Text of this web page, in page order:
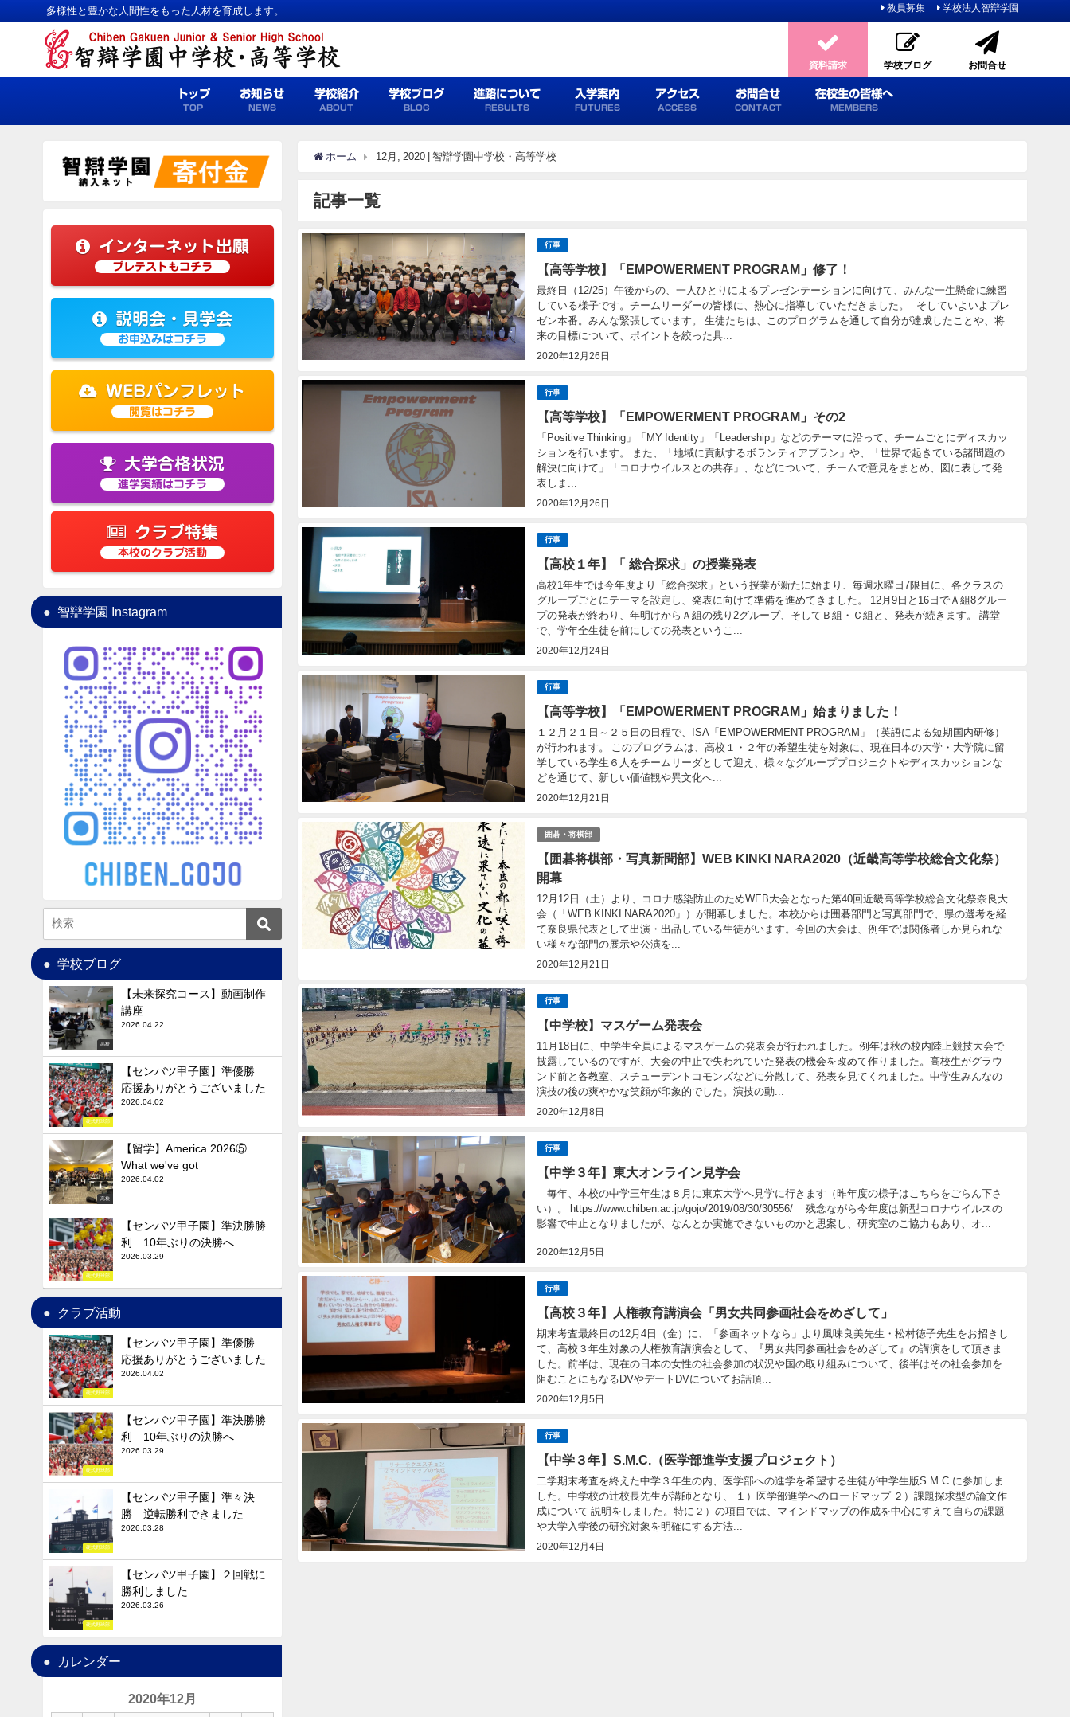
多様性と豊かな人間性をもった人材を育成します。 教員募集 学校法人智辯学園
資料請求 学校ブログ お問合せ
トップ
TOP
お知らせ
NEWS
学校紹介
ABOUT
学校ブログ
BLOG
進路について
RESULTS
入学案内
FUTURES
アクセス
ACCESS
お問合せ
CONTACT
在校生の皆様へ
MEMBERS
ホーム 12月, 2020 | 智辯学園中学校・高等学校
記事一覧
行事
【高等学校】「EMPOWERMENT PROGRAM」修了！
2020年12月26日
最終日（12/25）午後からの、一人ひとりによるプレゼンテーションに向けて、みんな一生懸命に練習
している様子です。チームリーダーの皆様に、熱心に指導していただきました。 そしていよいよプレ
ゼン本番。みんな緊張しています。 生徒たちは、このプログラムを通して自分が達成したことや、将
来の目標について、ポイントを絞った具...
行事
【高等学校】「EMPOWERMENT PROGRAM」その2
2020年12月26日
「Positive Thinking」「MY Identity」「Leadership」などのテーマに沿って、チームごとにディスカッ
ションを行います。 また、「地域に貢献するボランティアプラン」や、「世界で起きている諸問題の
解決に向けて」「コロナウイルスとの共存」、などについて、チームで意見をまとめ、図に表して発
表しま...
行事
【高校１年】「 総合探求」の授業発表
2020年12月24日
高校1年生では今年度より「総合探求」という授業が新たに始まり、毎週水曜日7限目に、各クラスの
グループごとにテーマを設定し、発表に向けて準備を進めてきました。 12月9日と16日でＡ組8グルー
プの発表が終わり、年明けからＡ組の残り2グループ、そしてＢ組・Ｃ組と、発表が続きます。 講堂
で、学年全生徒を前にしての発表というこ...
行事
【高等学校】「EMPOWERMENT PROGRAM」始まりました！
2020年12月21日
１２月２１日～２５日の日程で、ISA「EMPOWERMENT PROGRAM」（英語による短期国内研修）
が行われます。 このプログラムは、高校１・２年の希望生徒を対象に、現在日本の大学・大学院に留
学している学生６人をチームリーダとして迎え、様々なグループプロジェクトやディスカッションな
どを通じて、新しい価値観や異文化へ...
囲碁・将棋部
【囲碁将棋部・写真新聞部】WEB KINKI NARA2020（近畿高等学校総合文化祭）
開幕
2020年12月21日
12月12日（土）より、コロナ感染防止のためWEB大会となった第40回近畿高等学校総合文化祭奈良大
会（「WEB KINKI NARA2020」）が開幕しました。本校からは囲碁部門と写真部門で、県の選考を経
て奈良県代表として出演・出品している生徒がいます。今回の大会は、例年では関係者しか見られな
い様々な部門の展示や公演を...
行事
【中学校】マスゲーム発表会
2020年12月8日
11月18日に、中学生全員によるマスゲームの発表会が行われました。例年は秋の校内陸上競技大会で
披露しているのですが、大会の中止で失われていた発表の機会を改めて作りました。高校生がグラウ
ンド前と各教室、スチューデントコモンズなどに分散して、発表を見てくれました。中学生みんなの
演技の後の爽やかな笑顔が印象的でした。演技の動...
行事
【中学３年】東大オンライン見学会
2020年12月5日
毎年、本校の中学三年生は８月に東京大学へ見学に行きます（昨年度の様子はこちらをごらん下さ
い）。 https://www.chiben.ac.jp/gojo/2019/08/30/30556/ 残念ながら今年度は新型コロナウイルスの
影響で中止となりましたが、なんとか実施できないものかと思案し、研究室のご協力もあり、オ...
行事
【高校３年】人権教育講演会「男女共同参画社会をめざして」
2020年12月5日
期末考査最終日の12月4日（金）に、「参画ネットなら」より風味良美先生・松村徳子先生をお招きし
て、高校３年生対象の人権教育講演会として、『男女共同参画社会をめざして』の講演をして頂きま
した。前半は、現在の日本の女性の社会参加の状況や国の取り組みについて、後半はその社会参加を
阻むことにもなるDVやデートDVについてお話頂...
行事
【中学３年】S.M.C.（医学部進学支援プロジェクト）
2020年12月4日
二学期末考査を終えた中学３年生の内、医学部への進学を希望する生徒が中学生版S.M.C.に参加しま
した。中学校の辻校長先生が講師となり、 １）医学部進学へのロードマップ ２）課題探求型の論文作
成について 説明をしました。特に２）の項目では、マインドマップの作成を中心にすえて自らの課題
や大学入学後の研究対象を明確にする方法...
インターネット出願
プレテストもコチラ
説明会・見学会
お申込みはコチラ
WEBパンフレット
閲覧はコチラ
大学合格状況
進学実績はコチラ
クラブ特集
本校のクラブ活動
智辯学園 Instagram
学校ブログ
高校
【未来探究コース】動画制作
講座
2026.04.22
硬式野球部
【センバツ甲子園】準優勝
応援ありがとうございました
2026.04.02
高校
【留学】America 2026⑤
What we've got
2026.04.02
硬式野球部
【センバツ甲子園】準決勝勝
利 10年ぶりの決勝へ
2026.03.29
クラブ活動
硬式野球部
【センバツ甲子園】準優勝
応援ありがとうございました
2026.04.02
硬式野球部
【センバツ甲子園】準決勝勝
利 10年ぶりの決勝へ
2026.03.29
硬式野球部
【センバツ甲子園】準々決
勝 逆転勝利できました
2026.03.28
硬式野球部
【センバツ甲子園】２回戦に
勝利しました
2026.03.26
カレンダー
2020年12月